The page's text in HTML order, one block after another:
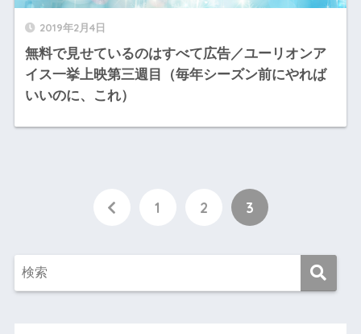
2019年2月4日
無料で見せているのはすべて広告／ユーリオンア
イス一挙上映第三週目（毎年シーズン前にやれば
いいのに、これ）
1 2 3